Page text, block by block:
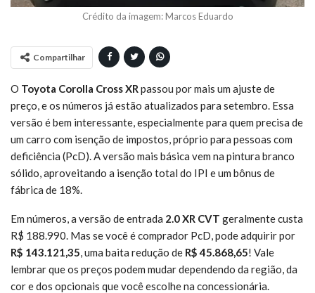
Crédito da imagem: Marcos Eduardo
Compartilhar
O Toyota Corolla Cross XRpassou por mais um ajuste de
preço, e os números já estão atualizados para setembro. Essa
versão é bem interessante, especialmente para quem precisa de
um carro com isenção de impostos, próprio para pessoas com
deficiência (PcD). A versão mais básica vem na pintura branco
sólido, aproveitando a isenção total do IPI e um bônus de
fábrica de 18%.
Em números, a versão de entrada 2.0 XR CVT geralmente custa
R$ 188.990. Mas se você é comprador PcD, pode adquirir por
R$ 143.121,35, uma baita redução de R$ 45.868,65! Vale
lembrar que os preços podem mudar dependendo da região, da
cor e dos opcionais que você escolhe na concessionária.